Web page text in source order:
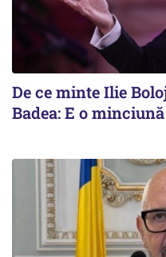
De ce minte Ilie
Badea: E o